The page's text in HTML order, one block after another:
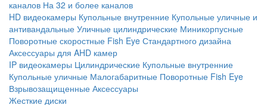
каналов На 32 и более каналов
HD видеокамеры Купольные внутренние Купольные уличные и
антивандальные Уличные цилиндрические Миникорпусные
Поворотные скоростные Fish Eye Стандартного дизайна
Аксессуары для AHD камер
IP видеокамеры Цилиндрические Купольные внутренние
Купольные уличные Малогабаритные Поворотные Fish Eye
Взрывозащищенные Аксессуары
Жесткие диски